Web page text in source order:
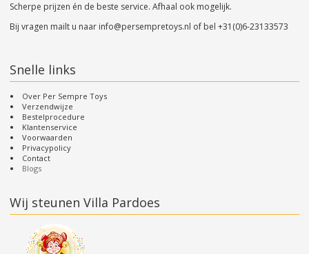
Scherpe prijzen én de beste service. Afhaal ook mogelijk.
Bij vragen mailt u naar info@persempretoys.nl of bel+31(0)6-23133573
Snelle links
Over Per Sempre Toys
Verzendwijze
Bestelprocedure
Klantenservice
Voorwaarden
Privacypolicy
Contact
Blogs
Wij steunen Villa Pardoes